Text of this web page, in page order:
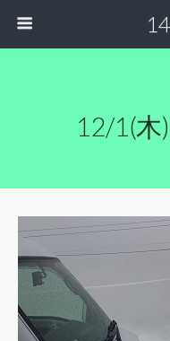
12/1(木